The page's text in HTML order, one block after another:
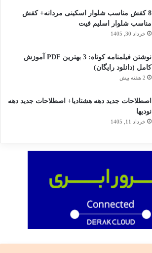
8 کفش مناسب شلوار اسکینی مردانه+ کفش
مناسب شلوار اسلیم فیت
خرداد 30, 1405
نوشتن فیلمنامه کوتاه: 3 بهترین PDF آموزش
کامل (دانلود رایگان)
2 هفته پیش
اصطلاحات جدید دهه هشتادیا+ اصطلاحات جدید دهه
نودیها
خرداد 11, 1405